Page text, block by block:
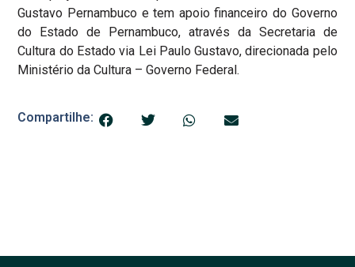
Gustavo Pernambuco e tem apoio financeiro do Governo
do Estado de Pernambuco, através da Secretaria de
Cultura do Estado via Lei Paulo Gustavo, direcionada pelo
Ministério da Cultura – Governo Federal.
Compartilhe: